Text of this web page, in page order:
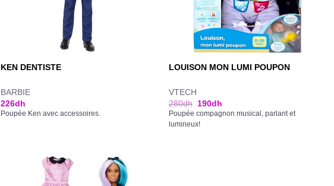
KEN DENTISTE
BARBIE
226dh
Poupée Ken avec accessoires.
LOUISON MON LUMI POUPON
VTECH
280dh 190dh
Poupée compagnon musical, parlant et
lumineux!